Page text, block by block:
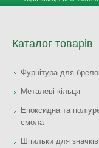
Каталог товарів
Фурнітура для
Металеві кільця
Епоксидна та
смола
Шпильки для значків